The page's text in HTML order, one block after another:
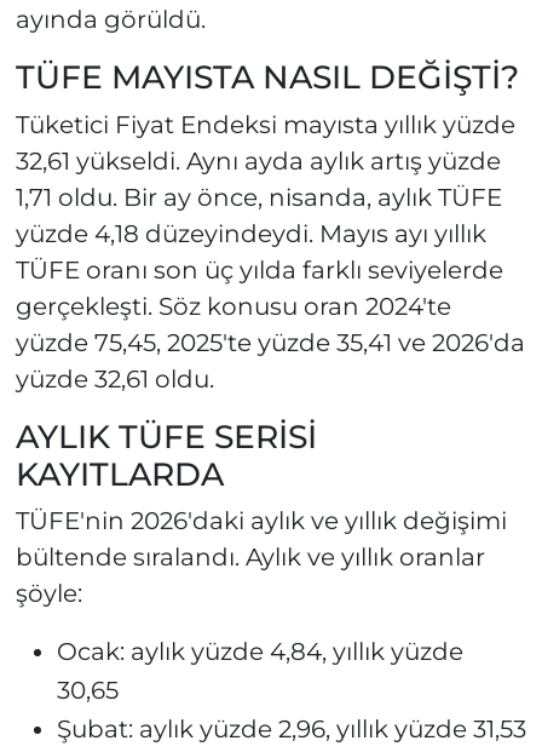
ayında görüldü.
TÜFE MAYISTA NASIL DEĞİŞTİ?
Tüketici Fiyat Endeksi mayısta yıllık yüzde
32,61 yükseldi. Aynı ayda aylık artış yüzde
1,71 oldu. Bir ay önce, nisanda, aylık TÜFE
yüzde 4,18 düzeyindeydi. Mayıs ayı yıllık
TÜFE oranı son üç yılda farklı seviyelerde
gerçekleşti. Söz konusu oran 2024'te
yüzde 75,45, 2025'te yüzde 35,41 ve 2026'da
yüzde 32,61 oldu.
AYLIK TÜFE SERİSİ
KAYITLARDA
TÜFE'nin 2026'daki aylık ve yıllık değişimi
bültende sıralandı. Aylık ve yıllık oranlar
şöyle:
Ocak: aylık yüzde 4,84, yıllık yüzde
30,65
Şubat: aylık yüzde 2,96, yıllık yüzde 31,53